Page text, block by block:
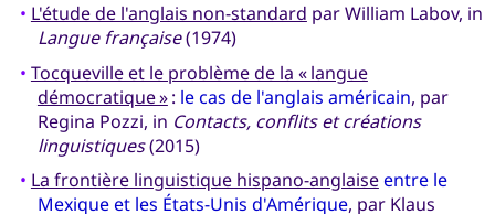
• L'étude de l'anglais non-standard par William Labov, in
Langue française(1974)
• Tocqueville et le problème de la « langue
démocratique »: le cas de l'anglais américain, par
Regina Pozzi, in Contacts, conflits et créations
linguistiques(2015)
• La frontière linguistique hispano-anglaiseentre le
Mexique et les États-Unis d'Amérique, par Klaus